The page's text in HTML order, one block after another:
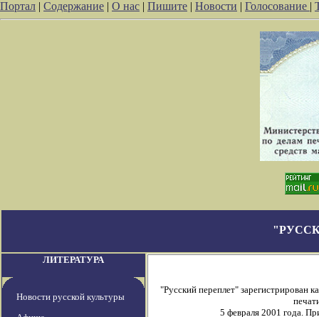
Портал | Содержание | О нас | Пишите | Новости | Голосование |
ЛИТЕРАТУРА
Новости русской культуры
"Русский переплет" зарегистрирован
5 февраля 2001 года.